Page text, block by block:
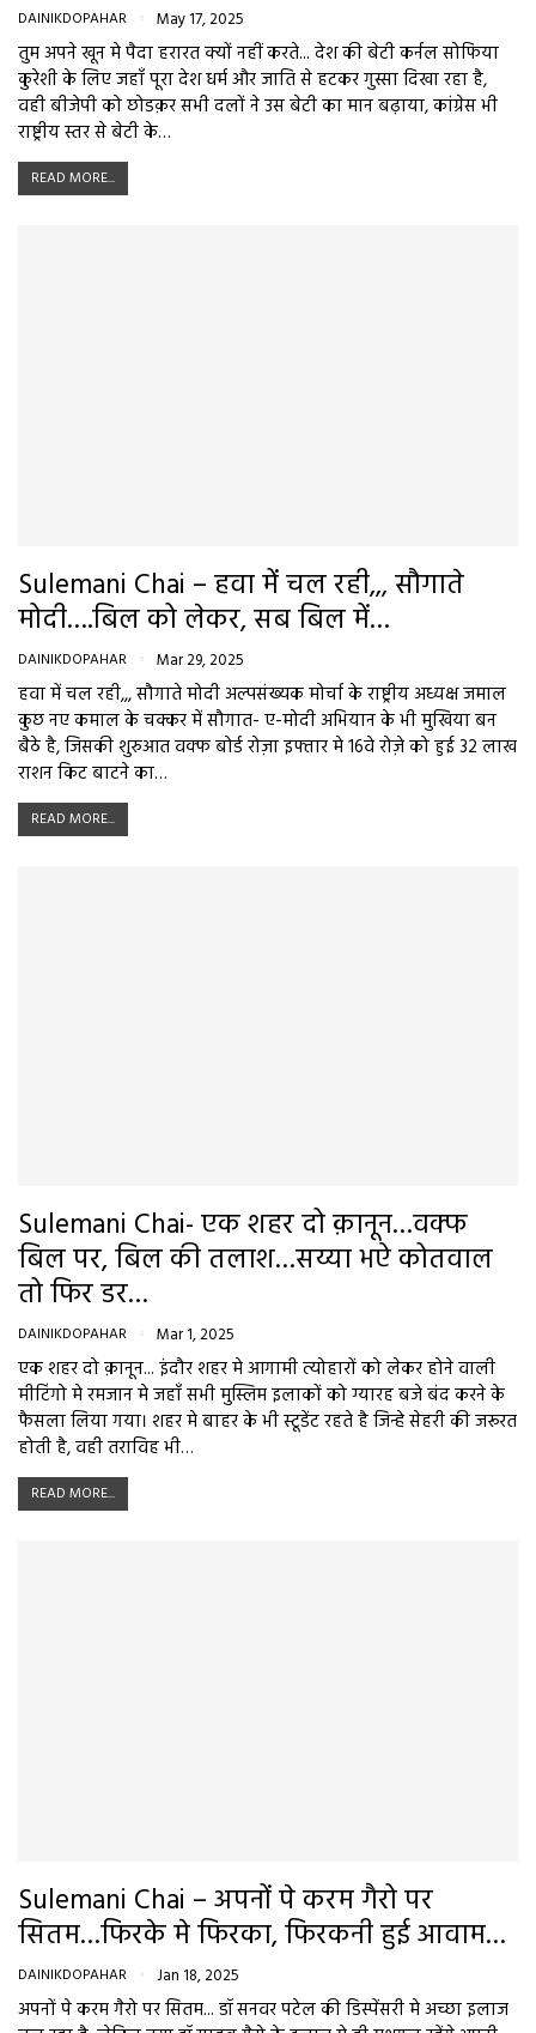
DAINIKDOPAHAR May 17, 2025
तुम अपने खून मे पैदा हरारत क्यों नहीं करते... देश की बेटी कर्नल सोफिया
कुरेशी के लिए जहाँ पूरा देश धर्म और जाति से हटकर गुस्सा दिखा रहा है,
वही बीजेपी को छोडक़र सभी दलों ने उस बेटी का मान बढ़ाया, कांग्रेस भी
राष्ट्रीय स्तर से बेटी के…
READ MORE...
Sulemani Chai – हवा में चल रही,,, सौगाते
मोदी….बिल को लेकर, सब बिल में…
DAINIKDOPAHAR Mar 29, 2025
हवा में चल रही,,, सौगाते मोदी अल्पसंख्यक मोर्चा के राष्ट्रीय अध्यक्ष जमाल
कुछ नए कमाल के चक्कर में सौगात- ए-मोदी अभियान के भी मुखिया बन
बैठे है, जिसकी शुरुआत वक्फ बोर्ड रोज़ा इफ्तार मे 16वे रोज़े को हुई 32 लाख
राशन किट बाटने का…
READ MORE...
Sulemani Chai- एक शहर दो क़ानून…वक्फ
बिल पर, बिल की तलाश…सय्या भऐ कोतवाल
तो फिर डर…
DAINIKDOPAHAR Mar 1, 2025
एक शहर दो क़ानून... इंदौर शहर मे आगामी त्योहारों को लेकर होने वाली
मीटिंगो मे रमजान मे जहाँ सभी मुस्लिम इलाकों को ग्यारह बजे बंद करने के
फैसला लिया गया। शहर मे बाहर के भी स्टूडेंट रहते है जिन्हे सेहरी की जरूरत
होती है, वही तराविह भी…
READ MORE...
Sulemani Chai – अपनों पे करम गैरो पर
सितम…फिरके मे फिरका, फिरकनी हुई आवाम…
DAINIKDOPAHAR Jan 18, 2025
अपनों पे करम गैरो पर सितम... डॉ सनवर पटेल की डिस्पेंसरी मे अच्छा इलाज